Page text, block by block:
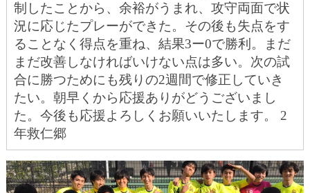
制したことから、余裕がうまれ、攻守両面で状
況に応じたプレーができた。その後も失点をす
ることなく得点を重ね、結果3ー0で勝利。まだ
まだ改善しなければいけない点は多い。次の試
合に勝つためにも残りの2週間で修正していき
たい。朝早くから応援ありがどうございまし
た。今後も応援よろしくお願いいたします。 2
年救仁郷